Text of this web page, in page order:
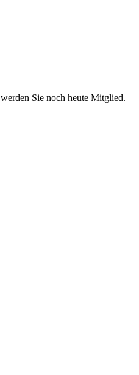
Sie noch heute Mitglied.